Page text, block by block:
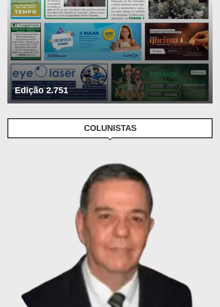
Edição 2.751
COLUNISTAS